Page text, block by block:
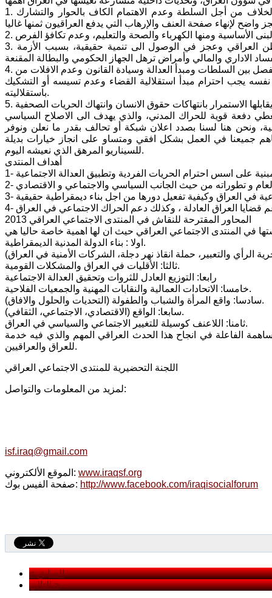
1. التأزم السياسي، والتباس في هوية الدولة العراقية، ومشهد تطغى عليه مظاهر الخلاف من أجل السلطة وعدم الاهتمام الكاف بالحوار والتشارك
3. تزايد مستمر في حجم الموازنة، يقابلها عجز في تحقيق انجازات ملموسة للمواطن العراقي وعجز في الوصول الى تنمية حقيقية، بسبب الأزمة
4. التداخل بين عمل السلطات والتشكيك باستقلالية القضاء، ومع ايماننا الكامل بمبدأ الفصل بين السلطات ومبدأ العدالة وسيادة القانون وعدم الافلات من
نفسه يجب احترام مبدأ استقلالية القضاء وعدم تسيسه أو التشكيك
باستقلاليته.
دفعة قوية للحراك المدني، والذي يهدف الى الاصلاح السياسي
ونحن هنا لسنا بصدد اعلان شبكة أو تحالف بقدر ما نعلن ونوفر
جميعنا في العمل بشكل افقي ومتساو على انجاز خيارات بديلة
للسيناريو المرهق الذي نعيشه اليوم.
أهداف المنتدى
المحاور المقترحة للنقاش في المنتدى الاجتماعي العراقي 2013
اولا : بناء الدولة المدنية الديمقراطية.
ثالثا: الأقليات في العراق والمشكلات القومية.
رابعا: التوزيع العادل للثروات وتحقيق العدالة الاجتماعية
خامسا: الاتحادات العمالية والنقابات المهنية والجمعيات الفلاحية.
سادسا: واقع المرأة والشباب والطفولة (التحديات والحلول والافاق).
سابعا: الواقع (الاقتصادي، الاجتماعي، الثقافي).
ثامنا: اللاعنف كوسيلة للتغيير الاجتماعي والسياسي في العراق.
الفاعلة في انجاح هذا الحدث العراقي المهم والذي فيه خدمة
للعراق والعراقيين.
اللجنة التحضيرية للمنتدى الاجتماعي العراقي
لمزيد من المعلومات والتواصل:
isf.iraq@gmail.com
الموقع الألكتروني: www.iraqsf.org
صفحة الفيس بوك: http://www.facebook.com/iraqisocialforum
< السابق
التالي >